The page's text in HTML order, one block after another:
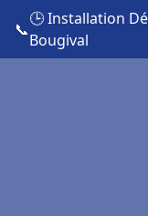
📞
🕒 Installation
Bougival